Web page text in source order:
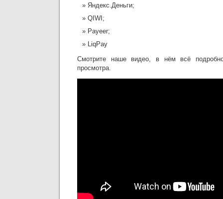
Яндекс.Деньги;
QIWI;
Payeer;
LiqPay
Смотрите наше видео, в нём всё подробно
просмотра.